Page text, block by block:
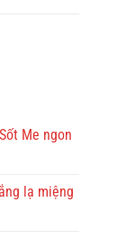
Me ngon
lạ miệng